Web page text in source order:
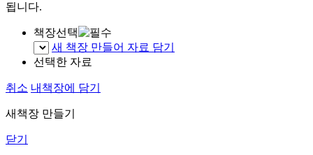
됩니다.
책장선택
새 책장 만들어 자료 담기
선택한 자료
취소 내책장에 담기
새책장 만들기
닫기